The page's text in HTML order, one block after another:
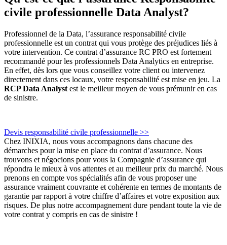
civile professionnelle Data Analyst?
Professionnel de la Data, l’assurance responsabilité civile
professionnelle est un contrat qui vous protège des préjudices liés à
votre intervention. Ce contrat d’assurance RC PRO est fortement
recommandé pour les professionnels Data Analytics en entreprise.
En effet, dès lors que vous conseillez votre client ou intervenez
directement dans ces locaux, votre responsabilité est mise en jeu. La
RCP Data Analyst est le meilleur moyen de vous prémunir en cas
de sinistre.
Devis responsabilité civile professionnelle >>
Chez INIXIA, nous vous accompagnons dans chacune des
démarches pour la mise en place du contrat d’assurance. Nous
trouvons et négocions pour vous la Compagnie d’assurance qui
répondra le mieux à vos attentes et au meilleur prix du marché. Nous
prenons en compte vos spécialités afin de vous proposer une
assurance vraiment couvrante et cohérente en termes de montants de
garantie par rapport à votre chiffre d’affaires et votre exposition aux
risques. De plus notre accompagnement dure pendant toute la vie de
votre contrat y compris en cas de sinistre !